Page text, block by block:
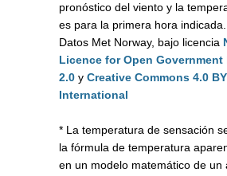
pronóstico del viento y la
es para la primera hora indicada.
Datos Met Norway, bajo licencia
Licence for Open Government
2.0 y Creative Commons 4.0 BY
International
* La temperatura de sensación
la fórmula de temperatura
en un modelo matemático de un